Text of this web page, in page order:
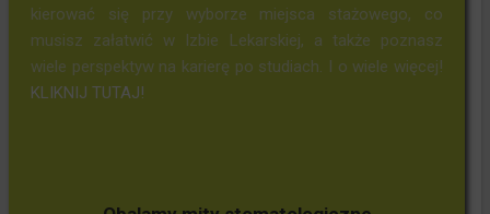
kierować się przy wyborze miejsca stażowego, co
musisz załatwić w Izbie Lekarskiej, a także poznasz
wiele perspektyw na karierę po studiach. I o wiele więcej!
KLIKNIJ TUTAJ!